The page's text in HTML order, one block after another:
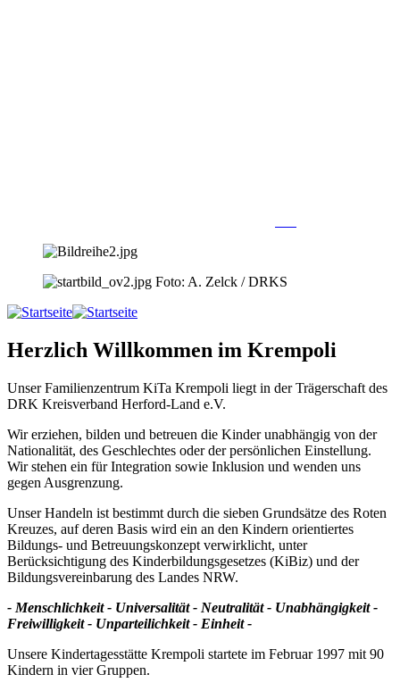
Foto: A. Zelck / DRKS
Herzlich Willkommen im Krempoli
Unser Familienzentrum KiTa Krempoli liegt in der Trägerschaft des
DRK Kreisverband Herford-Land e.V.
Wir erziehen, bilden und betreuen die Kinder unabhängig von der
Nationalität, des Geschlechtes oder der persönlichen Einstellung.
Wir stehen ein für Integration sowie Inklusion und wenden uns
gegen Ausgrenzung.
Unser Handeln ist bestimmt durch die sieben Grundsätze des Roten
Kreuzes, auf deren Basis wird ein an den Kindern orientiertes
Bildungs- und Betreuungskonzept verwirklicht, unter
Berücksichtigung des Kinderbildungsgesetzes (KiBiz) und der
Bildungsvereinbarung des Landes NRW.
- Menschlichkeit - Universalität - Neutralität - Unabhängigkeit -
Freiwilligkeit - Unparteilichkeit - Einheit -
Unsere Kindertagesstätte Krempoli startete im Februar 1997 mit 90
Kindern in vier Gruppen.